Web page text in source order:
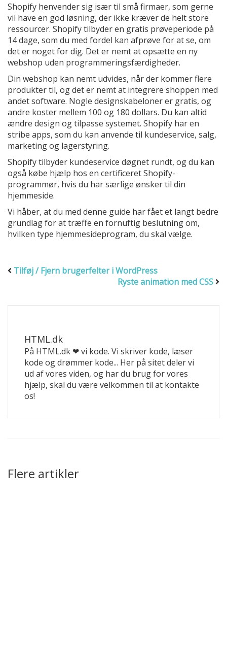
Shopify henvender sig især til små firmaer, som gerne
vil have en god løsning, der ikke kræver de helt store
ressourcer. Shopify tilbyder en gratis prøveperiode på
14 dage, som du med fordel kan afprøve for at se, om
det er noget for dig. Det er nemt at opsætte en ny
webshop uden programmeringsfærdigheder.
Din webshop kan nemt udvides, når der kommer flere
produkter til, og det er nemt at integrere shoppen med
andet software. Nogle designskabeloner er gratis, og
andre koster mellem 100 og 180 dollars. Du kan altid
ændre design og tilpasse systemet. Shopify har en
stribe apps, som du kan anvende til kundeservice, salg,
marketing og lagerstyring.
Shopify tilbyder kundeservice døgnet rundt, og du kan
også købe hjælp hos en certificeret Shopify-
programmør, hvis du har særlige ønsker til din
hjemmeside.
Vi håber, at du med denne guide har fået et langt bedre
grundlag for at træffe en fornuftig beslutning om,
hvilken type hjemmesideprogram, du skal vælge.
Tilføj / Fjern brugerfelter i WordPress
Ryste animation med CSS
HTML.dk
På HTML.dk ❤ vi kode. Vi skriver kode, læser
kode og drømmer kode... Her på sitet deler vi
ud af vores viden, og har du brug for vores
hjælp, skal du være velkommen til at kontakte
os!
Flere artikler